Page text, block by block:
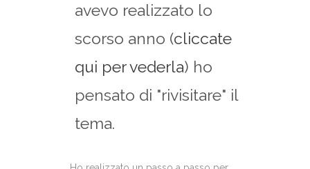
avevo realizzato lo
scorso anno (cliccate
qui per vederla) ho
pensato di "rivisitare" il
tema.